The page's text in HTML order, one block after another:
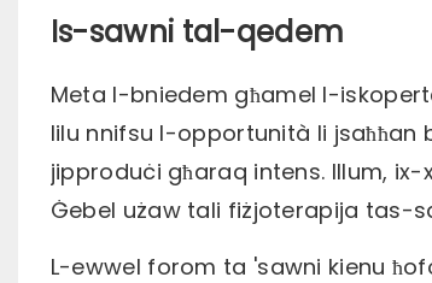
Is-sawni tal-qedem
Meta l-bniedem għamel l-
lilu nnifsu l-opportunità li
jipproduċi għaraq intens. Illum,
Ġebel użaw tali fiżjoterapija tas-
L-ewwel forom ta 'sawni kienu